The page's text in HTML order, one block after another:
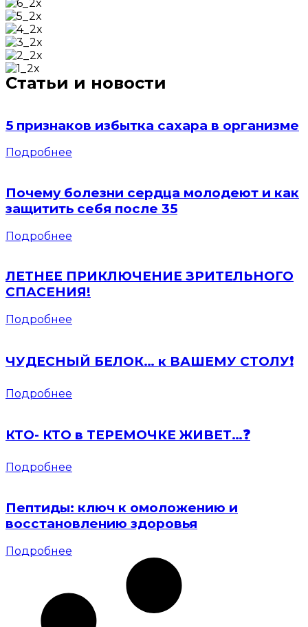
Статьи и новости
5 признаков избытка сахара в организме
Подробнее
Почему болезни сердца молодеют и как
защитить себя после 35
Подробнее
ЛЕТНЕЕ ПРИКЛЮЧЕНИЕ ЗРИТЕЛЬНОГО
СПАСЕНИЯ!
Подробнее
ЧУДЕСНЫЙ БЕЛОК… к ВАШЕМУ СТОЛУ❗️
Подробнее
КТО- КТО в ТЕРЕМОЧКЕ ЖИВЕТ…❓
Подробнее
Пептиды: ключ к омоложению и
восстановлению здоровья
Подробнее